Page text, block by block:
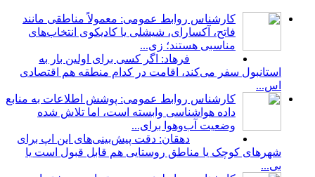
کارشناس روابط عمومی: معمولاً مناطقی مانند
فاتح، آکسارای، شیشلی یا کادیکوی انتخاب‌های
مناسبی هستند؛ زی...
فرهاد: اگر کسی برای اولین بار به
استانبول سفر می‌کند، اقامت در کدام منطقه هم اقتصادی
اس...
کارشناس روابط عمومی: پوشش اطلاعات به منابع
داده هواشناسی وابسته است، اما تلاش شده
وضعیت آب‌وهوا برای...
دهقان: دقت پیش‌بینی‌های این اپ برای
شهرهای کوچک یا مناطق روستایی هم قابل قبول است یا
بی...